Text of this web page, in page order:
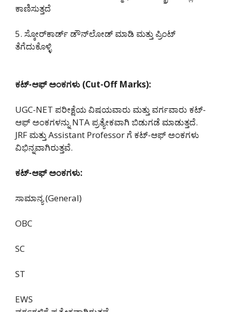
ಕಾಣಿಸುತ್ತದೆ
5. ಸ್ಕೋರ್‌ಕಾರ್ಡ್ ಡೌನ್‌ಲೋಡ್ ಮಾಡಿ ಮತ್ತು ಪ್ರಿಂಟ್
ತೆಗೆದುಕೊಳ್ಳಿ
ಕಟ್-ಆಫ್ ಅಂಕಗಳು (Cut-Off Marks):
UGC-NET ಪರೀಕ್ಷೆಯ ವಿಷಯವಾರು ಮತ್ತು ವರ್ಗವಾರು ಕಟ್-
ಆಫ್ ಅಂಕಗಳನ್ನು NTA ಪ್ರತ್ಯೇಕವಾಗಿ ಬಿಡುಗಡೆ ಮಾಡುತ್ತದೆ.
JRF ಮತ್ತು Assistant Professor ಗೆ ಕಟ್-ಆಫ್ ಅಂಕಗಳು
ವಿಭಿನ್ನವಾಗಿರುತ್ತವೆ.
ಕಟ್-ಆಫ್ ಅಂಕಗಳು:
ಸಾಮಾನ್ಯ (General)
OBC
SC
ST
EWS